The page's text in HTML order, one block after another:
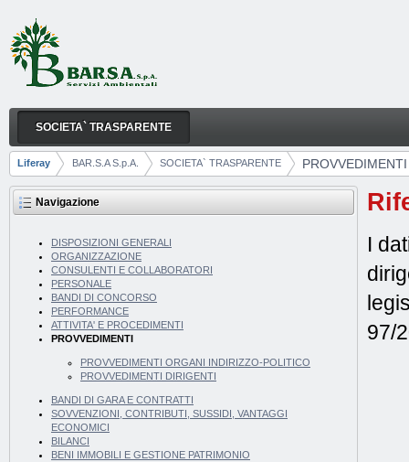
Salta al contenuto
PROVVEDIMENTI
Navigazione
SOCIETA` TRASPARENTE
Breadcrumb
Liferay BAR.S.A S.p.A. SOCIETA` TRASPARENTE PROVVEDIMENTI
Navigazione
DISPOSIZIONI GENERALI
ORGANIZZAZIONE
CONSULENTI E COLLABORATORI
PERSONALE
BANDI DI CONCORSO
PERFORMANCE
ATTIVITA' E PROCEDIMENTI
PROVVEDIMENTI
PROVVEDIMENTI ORGANI INDIRIZZO-POLITICO
PROVVEDIMENTI DIRIGENTI
BANDI DI GARA E CONTRATTI
SOVVENZIONI, CONTRIBUTI, SUSSIDI, VANTAGGI
ECONOMICI
BILANCI
BENI IMMOBILI E GESTIONE PATRIMONIO
I
97/